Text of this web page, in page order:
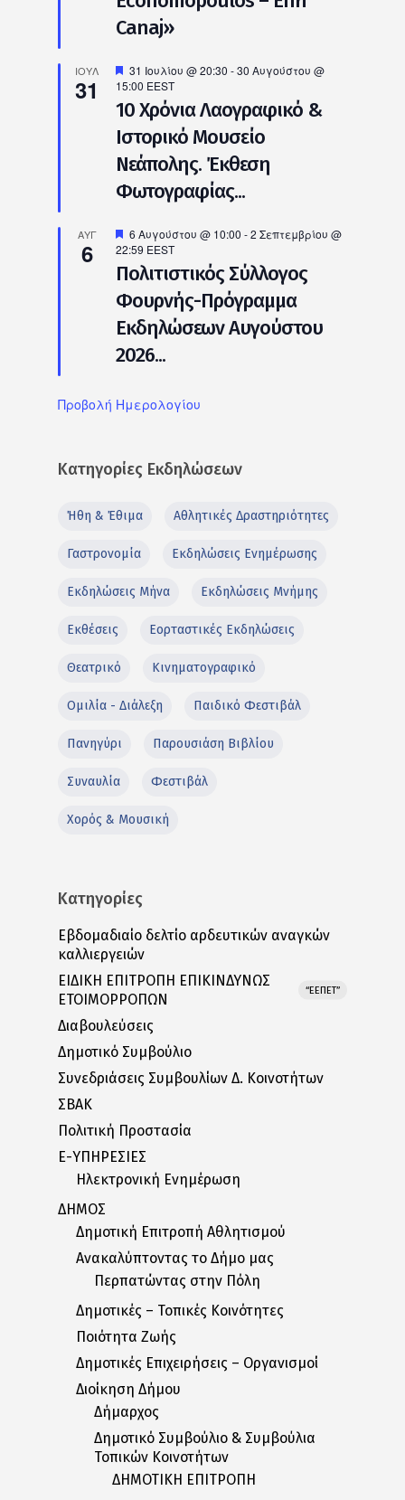
Canaj»
ΙΟΎΛ
31
Προτεινόμενο
31 Ιουλίου @ 20:30 -30 Αυγούστου @
15:00 EEST
10 Χρόνια Λαογραφικό &
Ιστορικό Μουσείο
Νεάπολης. Έκθεση
Φωτογραφίας...
ΑΥΓ
6
Προτεινόμενο
6 Αυγούστου @ 10:00 -2 Σεπτεμβρίου @
22:59 EEST
Πολιτιστικός Σύλλογος
Φουρνής-Πρόγραμμα
Εκδηλώσεων Αυγούστου
2026...
Προβολή Ημερολογίου
Κατηγορίες Εκδηλώσεων
Ήθη & Έθιμα Αθλητικές Δραστηριότητες
Γαστρονομία Εκδηλώσεις Ενημέρωσης
Εκδηλώσεις Μήνα Εκδηλώσεις Μνήμης
Εκθέσεις Εορταστικές Εκδηλώσεις
Θεατρικό Κινηματογραφικό
Ομιλία - Διάλεξη Παιδικό Φεστιβάλ
Πανηγύρι Παρουσιάση Βιβλίου
Συναυλία Φεστιβάλ
Χορός & Μουσική
Κατηγορίες
Εβδομαδιαίο δελτίο αρδευτικών αναγκών
καλλιεργειών
ΕΙΔΙΚΗ ΕΠΙΤΡΟΠΗ ΕΠΙΚΙΝΔΥΝΩΣ
ΕΤΟΙΜΟΡΡΟΠΩΝ
“ΕΕΠΕΤ”
Διαβουλεύσεις
Δημοτικό Συμβούλιο
Συνεδριάσεις Συμβουλίων Δ. Κοινοτήτων
ΣΒΑΚ
Πολιτική Προστασία
E-ΥΠΗΡΕΣΙΕΣ
Ηλεκτρονική Ενημέρωση
ΔΗΜΟΣ
Δημοτική Επιτροπή Αθλητισμού
Ανακαλύπτοντας το Δήμο μας
Περπατώντας στην Πόλη
Δημοτικές – Τοπικές Κοινότητες
Ποιότητα Ζωής
Δημοτικές Επιχειρήσεις – Οργανισμοί
Διοίκηση Δήμου
Δήμαρχος
Δημοτικό Συμβούλιο & Συμβούλια
Τοπικών Κοινοτήτων
ΔΗΜΟΤΙΚΗ ΕΠΙΤΡΟΠΗ